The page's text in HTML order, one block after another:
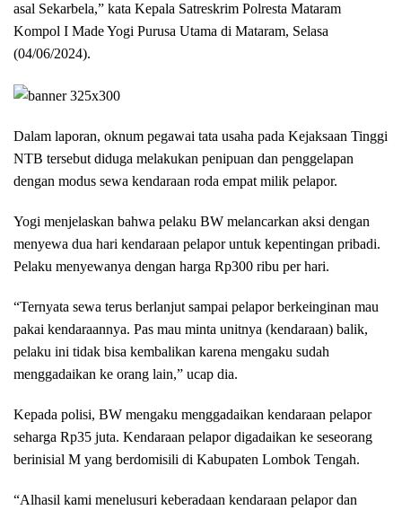
asal Sekarbela,” kata Kepala Satreskrim Polresta Mataram
Kompol I Made Yogi Purusa Utama di Mataram, Selasa
(04/06/2024).
Dalam laporan, oknum pegawai tata usaha pada Kejaksaan Tinggi
NTB tersebut diduga melakukan penipuan dan penggelapan
dengan modus sewa kendaraan roda empat milik pelapor.
Yogi menjelaskan bahwa pelaku BW melancarkan aksi dengan
menyewa dua hari kendaraan pelapor untuk kepentingan pribadi.
Pelaku menyewanya dengan harga Rp300 ribu per hari.
“Ternyata sewa terus berlanjut sampai pelapor berkeinginan mau
pakai kendaraannya. Pas mau minta unitnya (kendaraan) balik,
pelaku ini tidak bisa kembalikan karena mengaku sudah
menggadaikan ke orang lain,” ucap dia.
Kepada polisi, BW mengaku menggadaikan kendaraan pelapor
seharga Rp35 juta. Kendaraan pelapor digadaikan ke seseorang
berinisial M yang berdomisili di Kabupaten Lombok Tengah.
“Alhasil kami menelusuri keberadaan kendaraan pelapor dan